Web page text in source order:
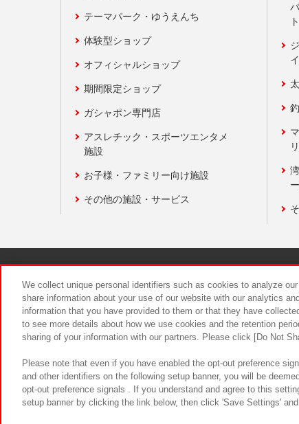
テーマパーク・ゆうえんち
体験型ショップ
オフィシャルショップ
期間限定ショップ
ガシャポン専門店
アスレチック・スポーツエンタメ
施設
お子様・ファミリー向け施設
その他の施設・サービス
ト
食品の
We collect unique personal identifiers such as cookies to analyze
share information about your use of our website with our analytics
information that you have provided to them or that they have
to see more details about how we use cookies and the retention
sharing of your information with our partners. Please click [Do Not
Please note that even if you have enabled the opt-out preference
and other identifiers on the following setup banner, you will be
opt-out preference signals . If you understand and agree to this
setup banner by clicking the link below, then click 'Save Settings'